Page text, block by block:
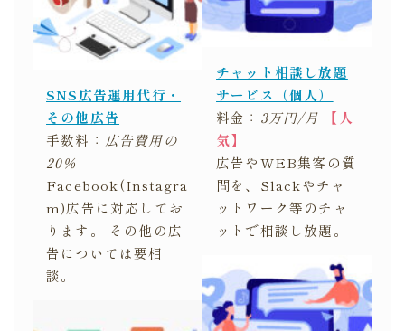
SNS広告運用代行・
その他広告
手数料： 広告費用の
20％
Facebook(Instagra
m)広告に対応してお
ります。 その他の広
告については要相
談。
チャット相談し放題
サービス（個人）
料金： 3万円/月
【人
気】
広告やWEB集客の質
問を、Slackやチャ
ットワーク等のチャ
ットで相談し放題。